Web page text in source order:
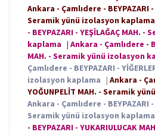
Ankara - Çamlıdere - BEYPAZARI -
Seramik yünü izolasyon kaplama
- BEYPAZARI - YEŞİLAĞAÇ MAH.
kaplama | Ankara - Çamlıdere -
MAH. - Seramik yünü izolasyon
Çamlıdere - BEYPAZARI -
izolasyon kaplama | Ankara -
YOĞUNPELİT MAH. - Seramik
Ankara - Çamlıdere - BEYPAZARI -
Seramik yünü izolasyon kaplama
- BEYPAZARI - YUKARIULUCAK